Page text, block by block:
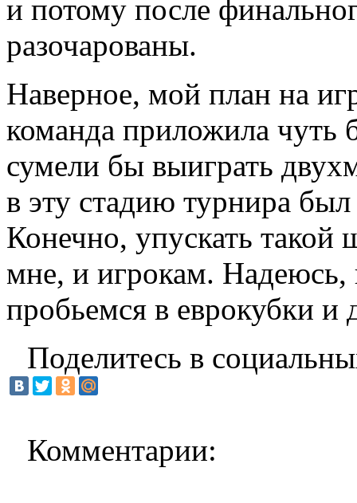
и потому после
разочарованы.
Наверное, мой план на
команда приложила чуть
сумели бы выиграть
в эту стадию турнира
Конечно, упускать
мне, и игрокам.
пробьемся в еврокубки и
Поделитесь в
Комментарии: